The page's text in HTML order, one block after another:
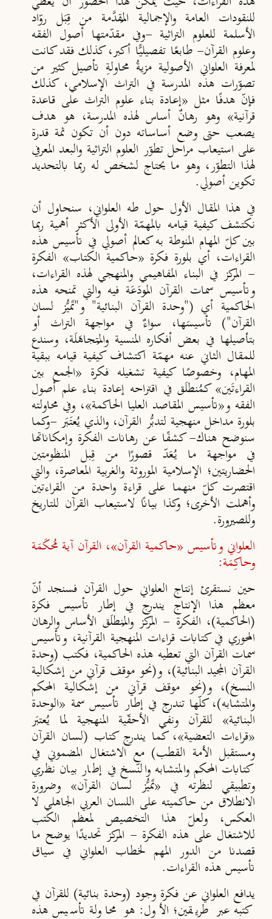
للنقودات العامة والإجمالية المُقدَّمة من قِبَل روّاد
الأسلمة للعلوم التراثية -وفي مقدّمتها أصول الفقه
وعلوم القرآن- طابعًا تفصيليًّا أكبر، كذلك فقد كانت
لمعرفة العلواني الأصولية مزيةُ محاولةِ تأصيل كثير من
تصوّرات هذه المدرسة في التراث الإسلامي، كذلك
فإنّ هدفًا مثل «إعادة بناء علوم التراث على قاعدة
قرآنية» وهو رهانٌ أساس لهذه المدرسة، هو هدف
يصعب حتى وضع أساساته دون أن تكون ثمة قدرة
على استيعاب مراحل تطوّر العلوم التراثية والبعد المعرفي
لهذا التطوّر، وهو ما يحتاج لشخص له ربما بالتحديد
تكوين أصولي.
في هذا المقال الأول حول طه العلواني، سنحاول أن
نكتشف كيفية قيامه بالمهمّة الأولى الأكثر أهمية ربما
بين كلّ المهام المنوطة به كعالم أصولي في تأسيس هذه
القراءات، أي بلورة فكرة «حاكمية الكتاب» الفكرة
- المركز في البناء المفاهيمي والمنهجي لهذه القراءات،
وتأسيس سمات القرآن المُودَعَة فيه والتي تمنحه هذه
الحاكمية أي ("وحدة القرآن البنائية" و"تَميُّز لسان
القرآن") تأسيسَها، سواءٌ في مواجهة التراث أو
بتأصيلها في بعض أفكاره المنسية والمُتجاهَلَة، وسندع
للمقال الثاني عنه مهمّة اكتشاف كيفية قيامه ببقية
المهام، وخصوصًا كيفية تشغيله فكرة «الجمع بين
القراءتَين» كمُنطلَق في اقتراحه إعادة بناء علم أصول
الفقه و«تأسيس المقاصد العليا الحاكمة»، وفي محاولته
بلورة مداخل منهجية لتدبُّر القرآن، والذي يُعتَبَر -وكما
سنوضح هناك- كشفًا عن رهانات الفكرة وإمكاناتها
في مواجهة ما يُعَدّ قصورًا من قِبل المنظومتين
الحضاريتين؛ الإسلامية الموروثة والغربية المعاصرة، والتي
اقتصرت كلّ منهما على قراءة واحدة من القراءتين
وأهملت الأخرى؛ وكذا بيانًا لاستيعاب القرآن للتاريخ
وللصيرورة.
العلواني وتأسيس «حاكمية القرآن»، القرآن آية مُحكَمَة
وحاكِمَة:
حين نستقرئ إنتاج العلواني حول القرآن فسنجد أنّ
معظم هذا الإنتاج يندرج في إطار تأسيس فكرة
(الحاكمية)، الفكرة - المركز والمُنطلَق الأساس والرهان
المحوري في كتابات قراءات المنهجية القرآنية، وتأسيس
سمات القرآن التي تعطيه هذه الحاكمية، فكتب (وحدة
القرآن المجيد البنائية)، و(نحو موقف قرآني من إشكالية
النسخ)، و(نحو موقف قرآني من إشكالية المحكم
والمتشابه)، كلّها تندرج في إطار تأسيس سمة «الوحدة
البنائية» للقرآن ونفي الأحقّية المنهجية لما يُعتبَر
«قراءات التعضية»، كما يندرج كتاب (لسان القرآن
ومستقبل الأمة القطب) مع الاشتغال المضموني في
كتابات المحكم والمتشابه والنّسخ في إطار بيان نظري
وتطبيقي لنظرته في «تَميُّز لسان القرآن» وضرورة
الانطلاق من حاكميته على اللسان العربي الجاهلي لا
العكس، ولعلّ هذا التخصيص لمعظم الكتب
للاشتغال على هذه الفكرة - المركز تحديدًا يوضح ما
قصدنا من الدور المهم لخطاب العلواني في سياق
تأسيس هذه القراءات.
يدافع العلواني عن فكرة وجود (وحدة بنائية) للقرآن في
كتبه عبر طريقين؛ الأول: هو محاولة تأسيس هذه